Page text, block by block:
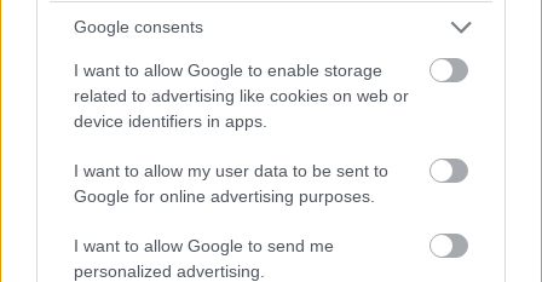
Google consents
I want to allow Google to enable storage
related to advertising like cookies on web or
device identifiers in apps.
I want to allow my user data to be sent to
Google for online advertising purposes.
I want to allow Google to send me
personalized advertising.
hűséges vezető nem feledkezik meg népéről, az ősök
pedig láthatatlanul továbbra is jelen vannak az utódok
életében. A Hadak útján visszatérő lovasok képe
egyszerre látványos, költői és érzelmileg erős.
szereplője. Alakja a hűség, az összetartozás, a bátorság
és a remény jelképe lett. Amikor pedig tiszta éjszakákon
megpillantjuk a Tejút halvány sávját, könnyű megérteni,
miért látták benne eleink egy égi lovassereg útját.